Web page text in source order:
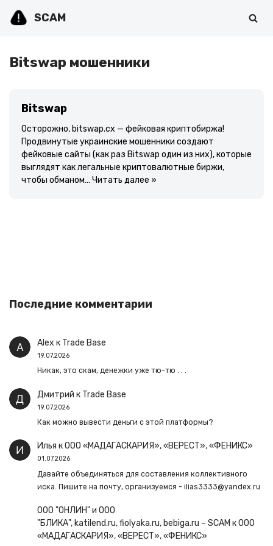
содержимому
SCAM
Bitswap мошенники
Bitswap
Осторожно, bitswap.cx — фейковая криптобиржа!
Продвинутые украинские мошенники создают
фейковые сайты (как раз Bitswap один из них), которые
выглядят как легальные криптовалютные биржи,
чтобы обманом… Читать далее »
Последние комментарии
Alex к Trade Base
19.07.2026
Никак, это скам, денежки уже тю-тю . . .
Дмитрий к Trade Base
19.07.2026
Как можно вывести деньги с этой платформы?
Илья кООО «МАДАГАСКАРИЯ», «ВЕРЕСТ», «ФЕНИКС»
01.07.2026
Давайте объединяться для составления коллективного
иска. Пишите на почту, организуемся - ilias3333@yandex.ru
ООО "ОНЛИН" и ООО
"БЛИКА", katilend.ru, fiolyaka.ru, bebiga.ru – SCAM кООО
«МАДАГАСКАРИЯ», «ВЕРЕСТ», «ФЕНИКС»